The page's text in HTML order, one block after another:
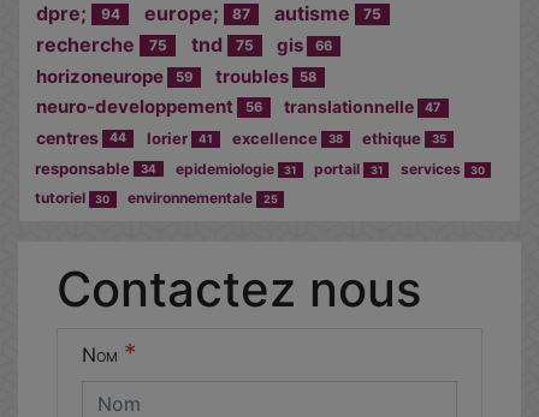
Contactez nous
Nom *
cette case
si vous êtes
un humain
(obligatoire)
dpre; 94 europe; 87 autisme 75
recherche 75 tnd 75 gis 66
horizoneurope 59 troubles 58
neuro-developpement 56 translationnelle 47
centres 44 lorier 41 excellence 38 ethique 35
responsable 34 epidemiologie 31 portail 31 services 30
tutoriel 30 environnementale 25